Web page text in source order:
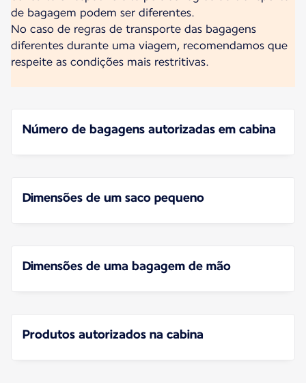
de bagagem podem ser diferentes.
No caso de regras de transporte das bagagens
diferentes durante uma viagem, recomendamos que
respeite as condições mais restritivas.
Número de bagagens a​utorizadas em cabina
Dimensões de um saco​ pequeno
Dimensões de uma bag​agem de mão
Produtos autorizados na cabina